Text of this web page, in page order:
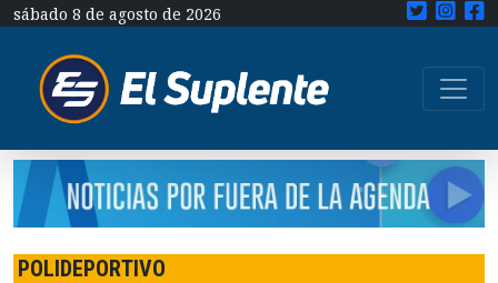
sábado 8 de agosto de 2026
POLIDEPORTIVO